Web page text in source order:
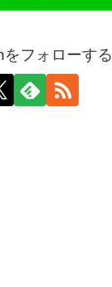
フォローする